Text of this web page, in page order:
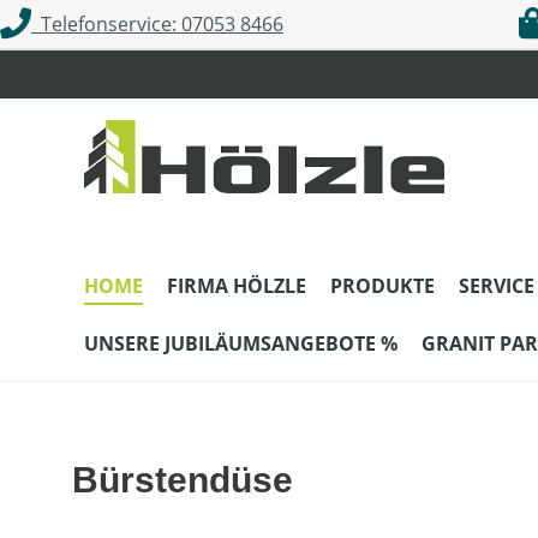
Hauptinhalt springen
Zur Suche springen
Zur Hauptnavigation springen
Telefonservice: 07053 8466
HOME FIRMA HÖLZLE PRODUKTE SERVICE
UNSERE JUBILÄUMSANGEBOTE % GRANIT
Bürstendüse